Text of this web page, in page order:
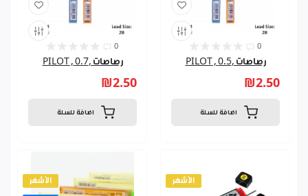
0
رصاصات ,0.7 , PILOT
₪2.50
اضافة للسلة
0
رصاصات ,0.5 , PILOT
₪2.50
اضافة للسلة
الأشهر الأشهر